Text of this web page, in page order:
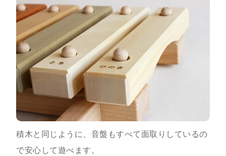
積木と同じように、音盤もすべて面取りしているの
で安心して遊べます。